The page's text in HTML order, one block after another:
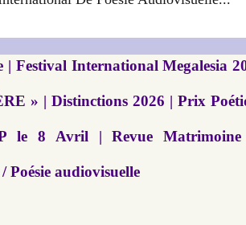
| Festival International Megalesia
» | Distinctions 2026 | Prix
le 8 Avril | Revue
Poésie audiovisuelle